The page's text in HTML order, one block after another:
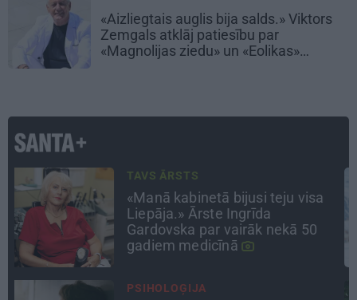
«Aizliegtais auglis bija salds.» Viktors
Zemgals atklāj patiesību par
«Magnolijas ziedu» un «Eolikas»
INTERVIJA
«Nevajag kalnos tēlot varoņus!
Tie ātri noliks pie vietas.»
Alpīnists Atis Plakans, kurš
pieredzējis biedra bojāeju
CIEMOS